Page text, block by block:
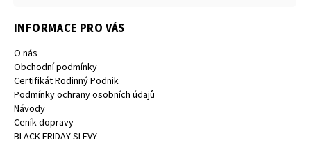
INFORMACE PRO VÁS
O nás
Obchodní podmínky
Certifikát Rodinný Podnik
Podmínky ochrany osobních údajů
Návody
Ceník dopravy
BLACK FRIDAY SLEVY